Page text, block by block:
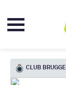
CLUB BRUGGE